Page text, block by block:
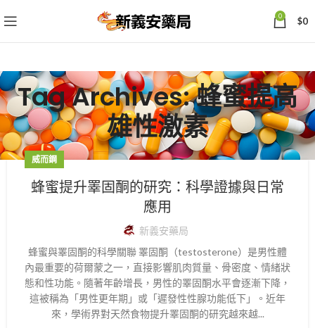
0 $0
Tag Archives: 蜂蜜提高
雄性激素
威而鋼
蜂蜜提升睪固酮的研究：科學證據與日常
應用
新義安藥局
蜂蜜與睪固酮的科學關聯 睪固酮（testosterone）是男性體
內最重要的荷爾蒙之一，直接影響肌肉質量、骨密度、情緒狀
態和性功能。隨著年齡增長，男性的睪固酮水平會逐漸下降，
這被稱為「男性更年期」或「遲發性性腺功能低下」。近年
來，學術界對天然食物提升睪固酮的研究越來越...